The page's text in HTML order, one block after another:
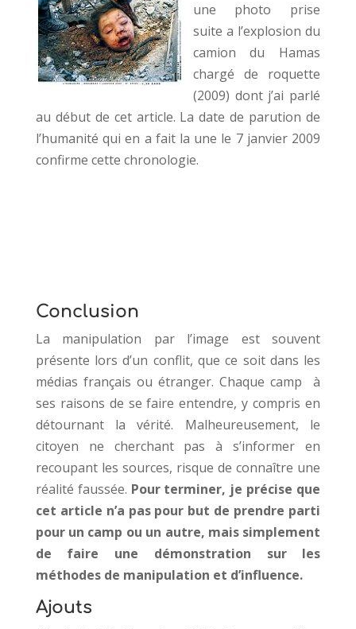
une photo prise
suite a l’explosion du
camion du Hamas
chargé de roquette
(2009) dont j’ai parlé
au début de cet article. La date de parution de
l’humanité qui en a fait la une le 7 janvier 2009
confirme cette chronologie.
Conclusion
La manipulation par l’image est souvent
présente lors d’un conflit, que ce soit dans les
médias français ou étranger. Chaque camp à
ses raisons de se faire entendre, y compris en
détournant la vérité. Malheureusement, le
citoyen ne cherchant pas à s’informer en
recoupant les sources, risque de connaître une
réalité faussée. Pour terminer, je précise que
cet article n’a pas pour but de prendre parti
pour un camp ou un autre, mais simplement
de faire une démonstration sur les
méthodes de manipulation et d’influence.
Ajouts